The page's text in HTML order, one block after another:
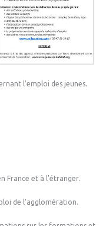
l'emploi des jeunes.
France et à l’étranger.
de l’agglomération.